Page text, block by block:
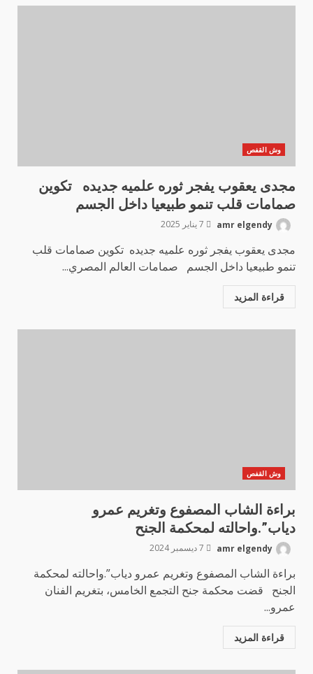
وش القفص
مجدى يعقوب يفجر ثوره علميه جديده تكوين
صمامات قلب تنمو طبيعيا داخل الجسم
مجدى يعقوب يفجر ثوره علميه جديده تكوين صمامات قلب
تنمو طبيعيا داخل الجسم صمامات العالم المصري...
قراءة المزيد
وش القفص
براءة الشاب المصفوع وتغريم عمرو
دياب”.واحالته لمحكمة الجنح
براءة الشاب المصفوع وتغريم عمرو دياب”.واحالته لمحكمة
الجنح قضت محكمة جنح التجمع الخامس، بتغريم الفنان
عمرو...
قراءة المزيد